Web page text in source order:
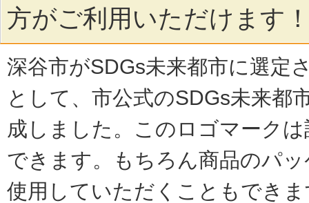
方がご利用いただけます
深谷市がSDGs未来都市に選定
として、市公式のSDGs未来都
成しました。このロゴマークは
できます。
もちろん商品のパ
使用していただくこともでき